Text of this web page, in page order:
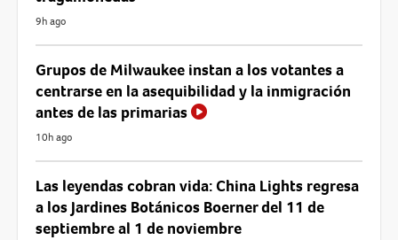
9h ago
Grupos de Milwaukee instan a los votantes a
centrarse en la asequibilidad y la inmigración
antes de las primarias
10h ago
Las leyendas cobran vida: China Lights regresa
a los Jardines Botánicos Boerner del 11 de
septiembre al 1 de noviembre